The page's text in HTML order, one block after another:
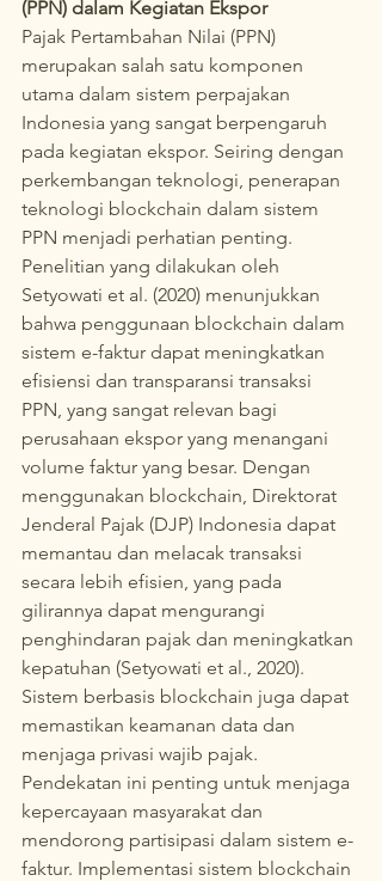
(PPN) dalam Kegiatan Ekspor
Pajak Pertambahan Nilai (PPN)
merupakan salah satu komponen
utama dalam sistem perpajakan
Indonesia yang sangat berpengaruh
pada kegiatan ekspor. Seiring dengan
perkembangan teknologi, penerapan
teknologi blockchain dalam sistem
PPN menjadi perhatian penting.
Penelitian yang dilakukan oleh
Setyowati et al. (2020) menunjukkan
bahwa penggunaan blockchain dalam
sistem e-faktur dapat meningkatkan
efisiensi dan transparansi transaksi
PPN, yang sangat relevan bagi
perusahaan ekspor yang menangani
volume faktur yang besar. Dengan
menggunakan blockchain, Direktorat
Jenderal Pajak (DJP) Indonesia dapat
memantau dan melacak transaksi
secara lebih efisien, yang pada
gilirannya dapat mengurangi
penghindaran pajak dan meningkatkan
kepatuhan (Setyowati et al., 2020).
Sistem berbasis blockchain juga dapat
memastikan keamanan data dan
menjaga privasi wajib pajak.
Pendekatan ini penting untuk menjaga
kepercayaan masyarakat dan
mendorong partisipasi dalam sistem e-
faktur. Implementasi sistem blockchain